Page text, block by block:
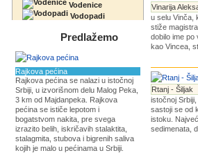
Vodenice
Vodopadi
Predlažemo
Rajkova pećina
Rajkova pećina se nalazi u istočnoj
Srbiji, u izvorišnom delu Malog Peka,
3 km od Majdanpeka. Rajkova
pećina se ističe lepotom i
bogatstvom nakita, pre svega
izrazito belih, iskričavih stalaktita,
stalagmita, stubova i bigrenih saliva
kojih je malo u pećinama u Srbiji.
Vinarija
u selu Vinča,
stiže
dobilo ime po
kao Vincea,
Rtanj - Šiljak
istočnoj
sastoji se od
istoku.
sedimenata,